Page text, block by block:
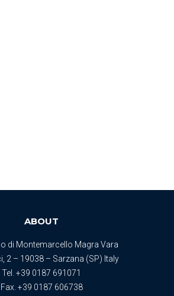
ABOUT
di Montemarcello Magra Vara
2 – 19038 – Sarzana (SP) Italy
Tel. +39 0187 691071
Fax. +39 0187 606738